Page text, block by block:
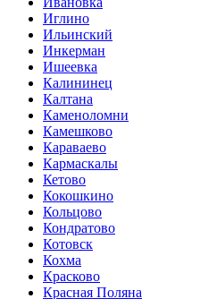
Иглино
Ильинский
Инкерман
Ишеевка
Калининец
Калтана
Каменоломни
Камешково
Караваево
Кармаскалы
Кетово
Кокошкино
Кольцово
Кондратово
Котовск
Кохма
Красково
Красная Поляна